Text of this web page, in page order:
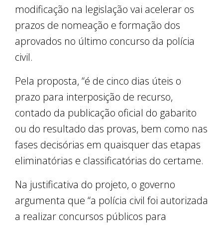
modificação na legislação vai acelerar os
prazos de nomeação e formação dos
aprovados no último concurso da polícia
civil.
Pela proposta, “é de cinco dias úteis o
prazo para interposição de recurso,
contado da publicação oficial do gabarito
ou do resultado das provas, bem como nas
fases decisórias em quaisquer das etapas
eliminatórias e classificatórias do certame.
Na justificativa do projeto, o governo
argumenta que “a polícia civil foi autorizada
a realizar concursos públicos para